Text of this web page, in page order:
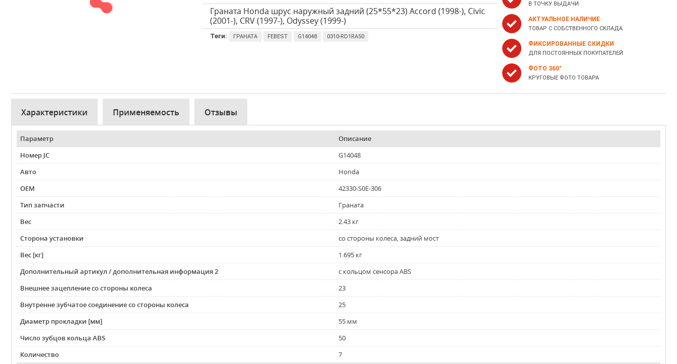
Граната Honda шрус наружный задний (25*55*23) Accord (1998-), Civic
(2001-), CRV (1997-), Odyssey (1999-)
Теги: ГРАНАТА FEBEST G14048 0310-RD1RA50
В ТОЧКУ ВЫДАЧИ
АКТУАЛЬНОЕ НАЛИЧИЕ
ТОВАР С СОБСТВЕННОГО СКЛАДА
ФИКСИРОВАННЫЕ СКИДКИ
ДЛЯ ПОСТОЯННЫХ ПОКУПАТЕЛЕЙ
ФОТО 360°
КРУГОВЫЕ ФОТО ТОВАРА
Характеристики Применяемость Отзывы
Параметр
Описание
Номер JC
G14048
Авто
Honda
OEM
42330-S0E-306
Тип запчасти
Граната
Вес
2.43 кг
Сторона установки
со стороны колеса, задний мост
Вес [кг]
1.695 кг
Дополнительный артикул / дополнительная информация 2
с кольцом сенсора ABS
Внешнее зацепление со стороны колеса
23
Внутренне зубчатое соединение со стороны колеса
25
Диаметр прокладки [мм]
55 мм
Число зубцов кольца ABS
50
Количество
7